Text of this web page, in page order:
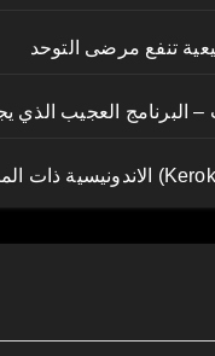
تنفع مرضى التوحد
البرنامج العجيب الذي